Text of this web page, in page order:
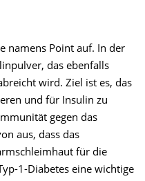
namens Point auf. In der
das ebenfalls
wird. Ziel ist es, das
und für Insulin zu
gegen das
aus, dass das
für die
1-Diabetes eine wichtige